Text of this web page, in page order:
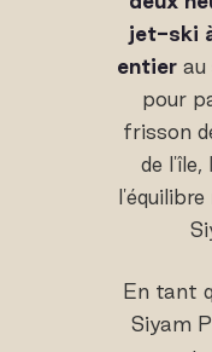
jet-ski
entierau
pour
frisson
de l'île,
En tant
Siyam